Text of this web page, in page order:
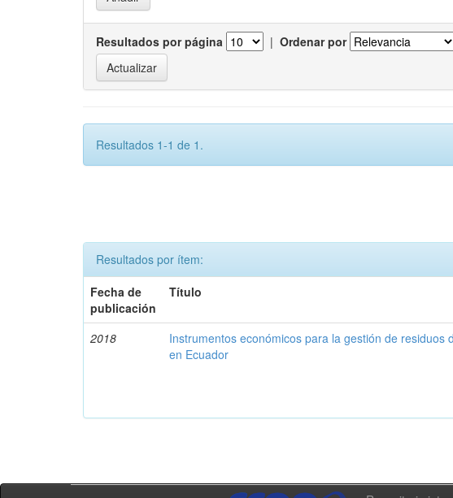
Resultados por página | Ordenar por
Resultados 1-1 de 1.
Resultados por ítem:
Fecha de
publicación
Título
2018
Instrumentos económicos para la gestión de residuos
en Ecuador